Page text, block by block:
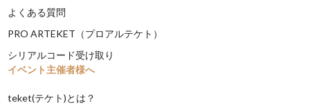
よくある質問
PRO ARTEKET（プロアルテケト）
シリアルコード受け取り
イベント主催者様へ
teket(テケト)とは？